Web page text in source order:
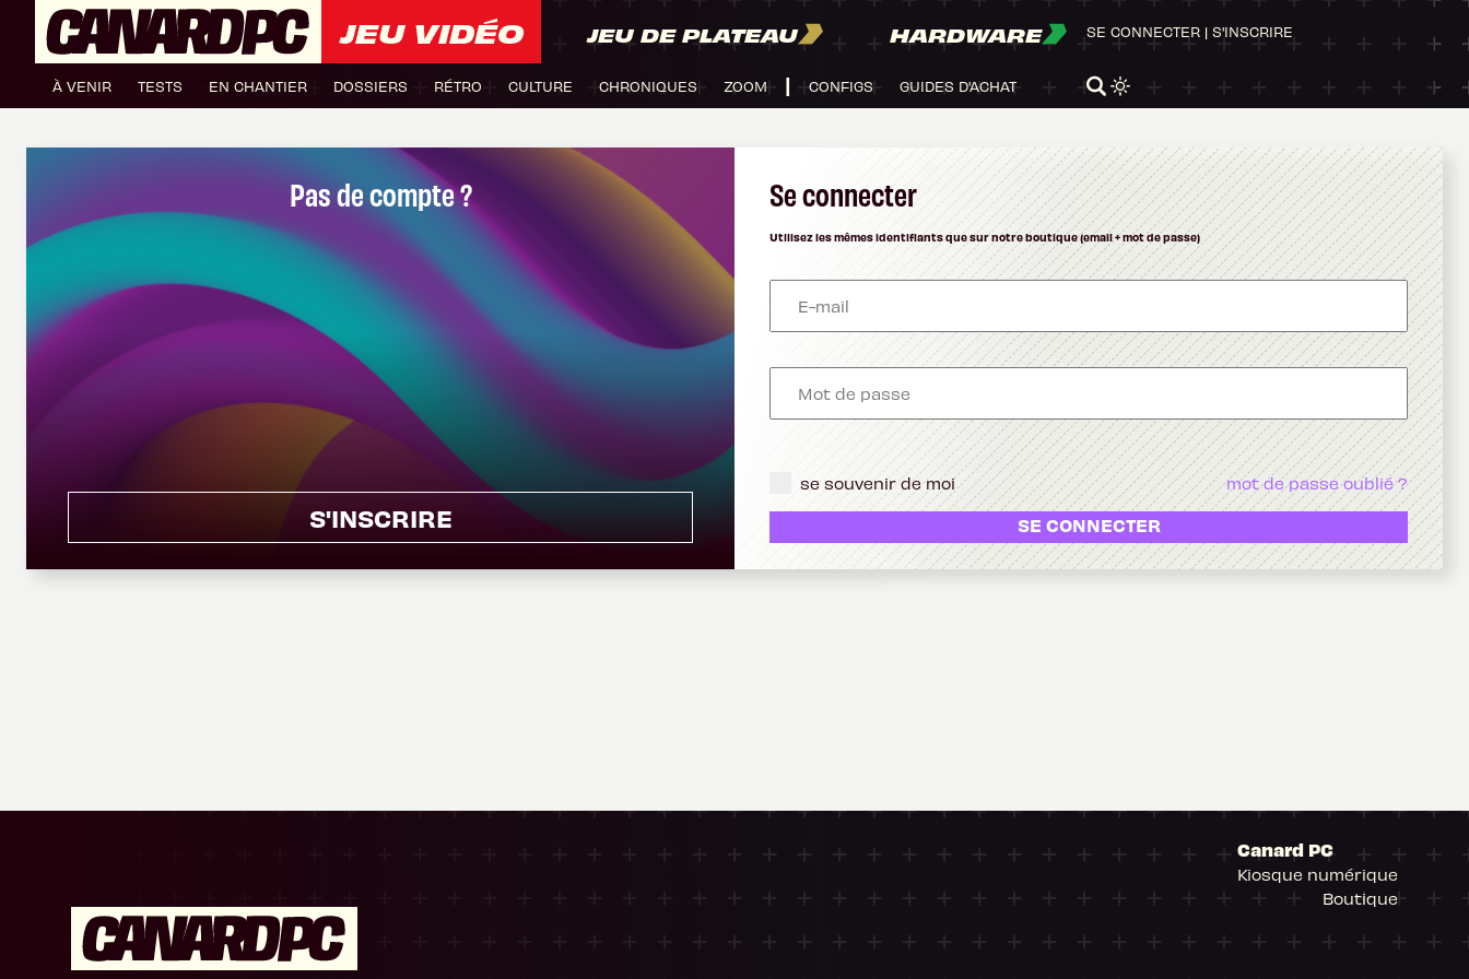
JEU VIDÉO JEU DE PLATEAU HARDWARE
À VENIR TESTS EN CHANTIER DOSSIERS RÉTRO CULTURE CHRONIQUES ZOOM CONFIGS GUIDES D'ACHAT
SE CONNECTER | S'INSCRIRE
Pas de compte ?
S'INSCRIRE
Se connecter
Utilisez les mêmes identifiants que sur notre boutique (email + mot de passe)
se souvenir de moi mot de passe oublié ?
SE CONNECTER
Canard PC
Kiosque numérique
Boutique